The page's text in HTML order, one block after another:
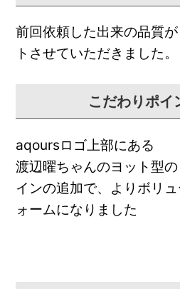
前回依頼した出来の品質
トさせていただきました。
こだわりポイ
aqoursロゴ上部にある
渡辺曜ちゃんのヨット型
インの追加で、よりボリ
ォームになりました